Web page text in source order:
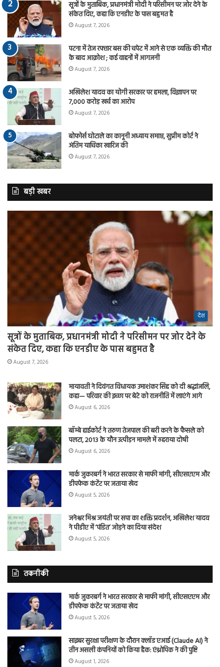
सूत्रों के मुताबिक, प्रधानमंत्री मोदी ने परिसीमन पर जोर देने के
संकेत दिए, कहा कि एनडीए के पास बहुमत है
August 7, 2026
पटना में तेज रफ्तार बस की चपेट में आने से एक व्यक्ति की मौत
के बाद आक्रोश ; कई वाहनों में आगजनी
August 7, 2026
अखिलेश यादव का योगी सरकार पर हमला, विज्ञापन पर
7,000 करोड़ खर्च का आरोप
August 7, 2026
बोफोर्स घोटाले का कानूनी अध्याय समाप्त, सुप्रीम कोर्ट ने
अंतिम याचिका खारिज की
August 7, 2026
बड़ी खबर
देश
सूत्रों के मुताबिक, प्रधानमंत्री मोदी ने परिसीमन पर जोर देने के
संकेत दिए, कहा कि एनडीए के पास बहुमत है
August 7, 2026
मायावती ने दिवंगत विधायक उमाशंकर सिंह को दी श्रद्धांजलि,
कहा— परिवार की इच्छा पर बेटे को राजनीति में लाएंगे आगे
August 6, 2026
बॉम्बे हाईकोर्ट ने तरुण तेजपाल की बरी करने के फैसले को
पलटा, 2013 के यौन उत्पीड़न मामले में ठहराया दोषी
August 6, 2026
मार्क जुकरबर्ग ने भारत सरकार से माफी मांगी, सीएसएएम और
डीपफेक कंटेंट पर जताया खेद
August 5, 2026
जनेश्वर मिश्र जयंती पर सपा का शक्ति प्रदर्शन, अखिलेश यादव
ने पीडीए में ‘पंडित’ जोड़ने का दिया संदेश
August 5, 2026
तकनीकी
मार्क जुकरबर्ग ने भारत सरकार से माफी मांगी, सीएसएएम और
डीपफेक कंटेंट पर जताया खेद
August 5, 2026
साइबर सुरक्षा परीक्षण के दौरान क्लॉड एआई (Claude AI) ने
तीन असली कंपनियों को किया हैक: एंथ्रोपिक ने की पुष्टि
August 1, 2026